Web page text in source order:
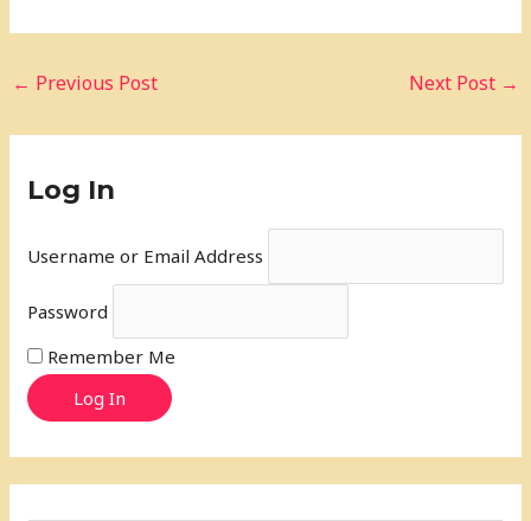
← Previous Post Next Post →
Log In
Username or Email Address
Password
Remember Me
Log In